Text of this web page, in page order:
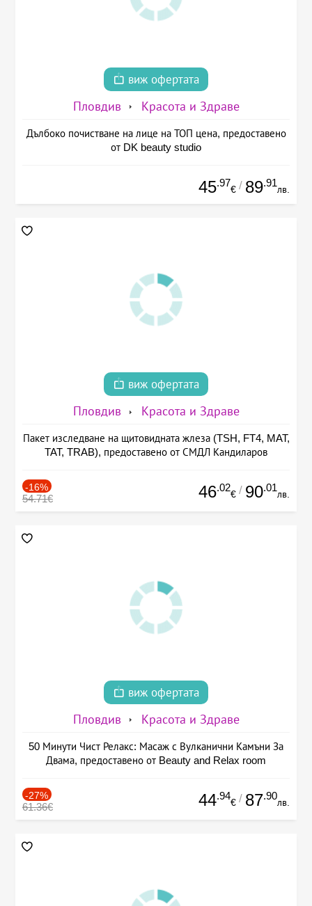
виж офертата
Пловдив Красота и Здраве
Дълбоко почистване на лице на ТОП цена, предоставено
от DK beauty studio
45.97
€ / 89.91
лв.
виж офертата
Пловдив Красота и Здраве
Пакет изследване на щитовидната жлеза (TSH, FT4, MAT,
TAT, TRAB), предоставено от СМДЛ Кандиларов
-16%
54.71€ 46.02
€ / 90.01
лв.
виж офертата
Пловдив Красота и Здраве
50 Минути Чист Релакс: Масаж с Вулканични Камъни За
Двама, предоставено от Beauty and Relax room
-27%
61.36€ 44.94
€ / 87.90
лв.